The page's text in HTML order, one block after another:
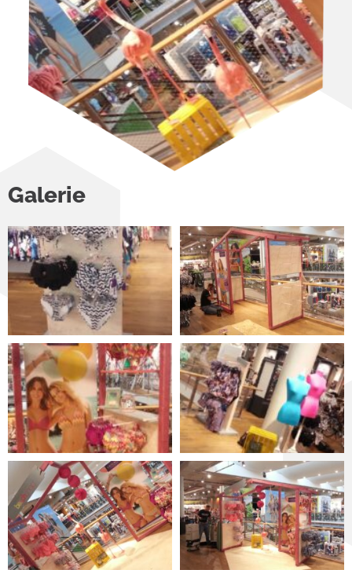
Galerie